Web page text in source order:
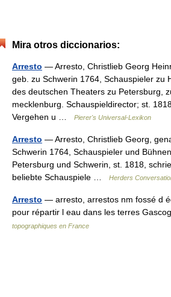
Mira otros diccionarios:
Arresto — Arresto, Christlieb Georg
geb. zu Schwerin 1764, Schauspieler zu
des deutschen Theaters zu Petersburg,
mecklenburg. Schauspieldirector; st.
Vergehen u …
Pierer's Universal-Lexikon
Arresto — Arresto, Christlieb Georg,
Schwerin 1764, Schauspieler und
Petersburg und Schwerin, st. 1818,
beliebte Schauspiele …
Herders
Arresto — arresto, arrestos nm fossé d
pour répartir l eau dans les terres
topographiques en France